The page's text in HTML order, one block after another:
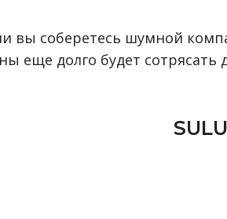
вы соберетесь шумной
еще долго будет